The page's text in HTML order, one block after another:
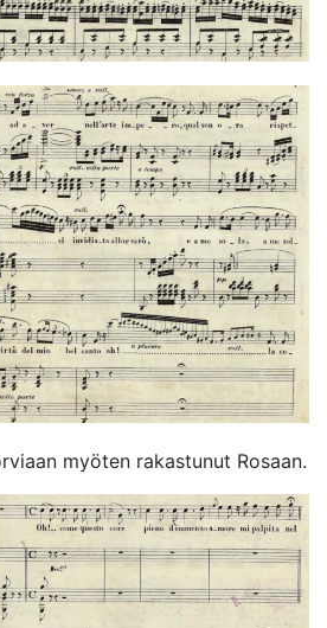
myöten rakastunut Rosaan.